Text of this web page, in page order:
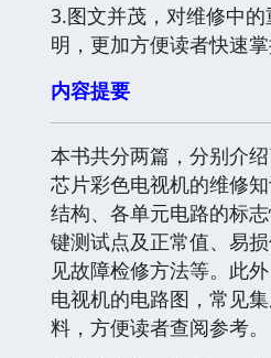
3.图文并茂，对维修中
明，更加方便读者快速掌
内容提要
本书共分两篇，分别介
芯片彩色电视机的维修
结构、各单元电路的标
键测试点及正常值、易
见故障检修方法等。此
电视机的电路图，常见
料，方便读者查阅参考。